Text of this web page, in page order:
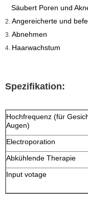
Säubert Poren und
2. Angereicherte und
3. Abnehmen
4. Haarwachstum
Spezifikation:
Hochfrequenz (für
Augen)
Electroporation
Abkühlende Therapie
Input votage